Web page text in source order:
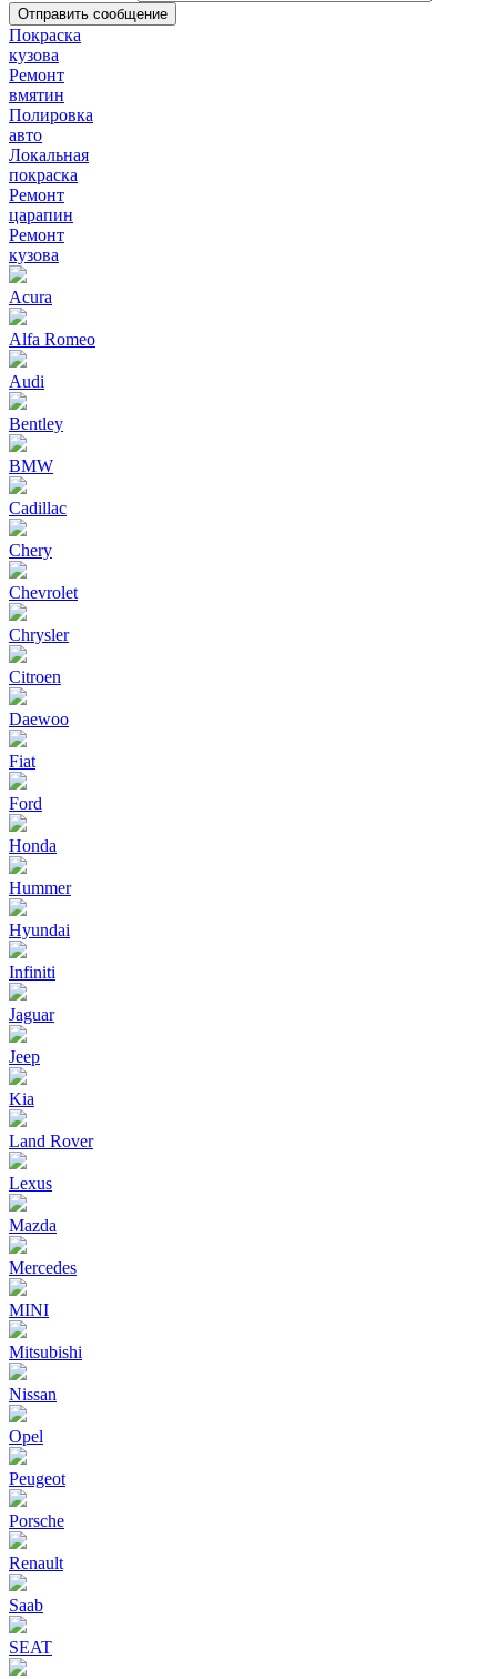
Покраска
кузова
Ремонт
вмятин
Полировка
авто
Локальная
покраска
Ремонт
царапин
Ремонт
кузова
Acura
Alfa Romeo
Audi
Bentley
BMW
Cadillac
Chery
Chevrolet
Chrysler
Citroen
Daewoo
Fiat
Ford
Honda
Hummer
Hyundai
Infiniti
Jaguar
Jeep
Kia
Land Rover
Lexus
Mazda
Mercedes
MINI
Mitsubishi
Nissan
Opel
Peugeot
Porsche
Renault
Saab
SEAT